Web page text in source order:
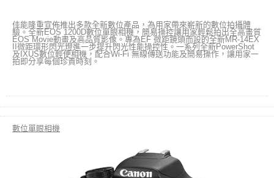
佳能隆重宣佈推出多款全新數位產品，為用家帶來嶄新的數位拍攝體
驗。全新EOS 1200D數位單眼相機，簡易操控讓用家輕鬆拍出全高畫質
EOS Movie動畫及高品質影像。專為EF 微距鏡頭而設的全新MR-14EX
II微距環形閃光燈進一步提升閃光性能操控性。一系列全新PowerShot
及IXUS數位輕便相機，配合Wi-Fi 無線傳送功能及簡易操作，讓用家一
拍即分享每個珍貴時刻。
數位單眼相機